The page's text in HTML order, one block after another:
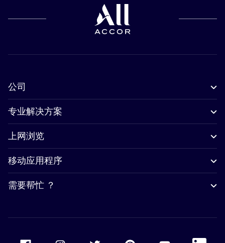
公司
专业解决方案
上网浏览
移动应用程序
需要帮忙 ？
Accor Facebook Accor TwitterAccor PinterestAccor Youtube
Accor